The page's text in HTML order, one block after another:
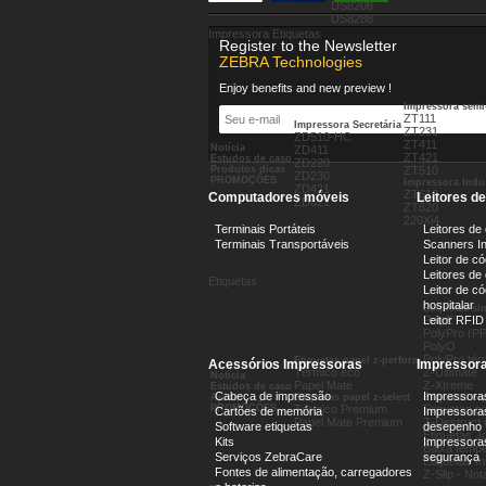
DS8208
DS8288
Impressora Etiquetas
Notícia
Estudos de caso
Produtos dicas
PROMOÇÕES
Impressora Secretária
ZD510-HC
ZD411
ZD220
ZD230
ZD421
ZD621
Impressora
ZT111
ZT231
ZT411
ZT421
ZT510
Impressora
ZT610
ZT620
220Xi4
Etiquetas
Notícia
Estudos de caso
Ajuda
PROMOÇÕES
Etiquetas papel z-perform
Térmico eco
Papel Mate
Etiquetas papel z-select
Térmico Premium
Papel Mate Premium
Etiquetas
PolyE
PolyPro
PolyO
PolyPro
Z-Ultimate
Z-Xtreme
Etiquetas
Etiquetas
Z-Destruct
Etiquetas
Baixa
Etiquetas
Z-Slip -
Register to the Newsletter
ZEBRA Technologies
Enjoy benefits and new preview !
Computadores móveis
Terminais Portáteis
Terminais Transportáveis
Leitores
Leitores de
Scanners
Leitor de
Leitores de
Leitor de
hospitalar
Leitor RFID
Acessórios Impressoras
Cabeça de impressão
Cartões de memória
Software etiquetas
Kits
Serviços ZebraCare
Fontes de alimentação, carregadores
desepenho
segurança